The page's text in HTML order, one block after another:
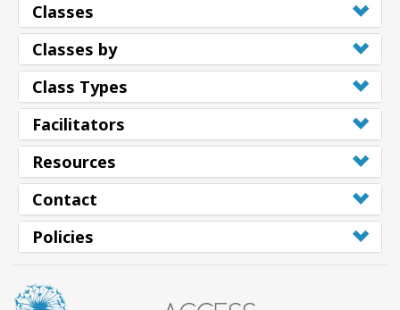
Classes
Classes by
Class Types
Facilitators
Resources
Contact
Policies